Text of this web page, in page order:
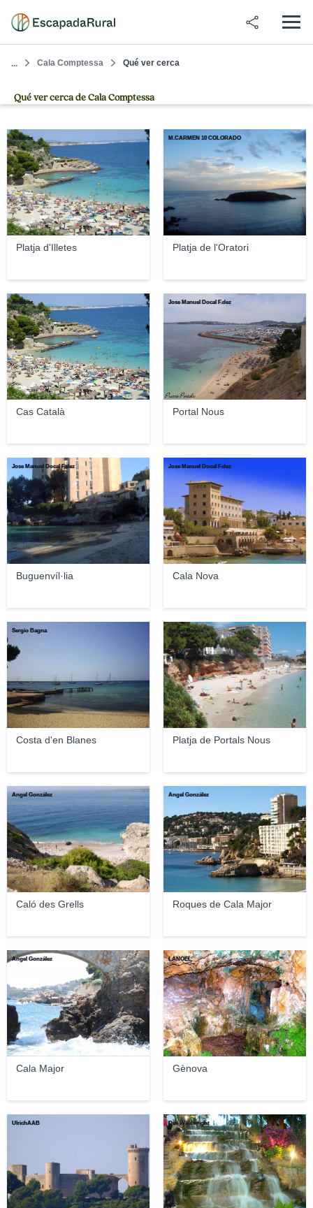
... Cala Comptessa Qué ver cerca
Qué ver cerca de Cala Comptessa
Platja d'Illetes
Analbor
Platja de l'Oratori
M.CARMEN 10 COLORADO
Cas Català
Analbor
Portal Nous
Jose Manuel Docal F.dez
Buguenvíl·lia
Jose Manuel Docal F.dez
Cala Nova
Jose Manuel Docal F.dez
Costa d'en Blanes
Sergio Bagna
Platja de Portals Nous
Sergio Bagna
Caló des Grells
Ángel González
Roques de Cala Major
Ángel González
Cala Major
Ángel González
Gènova
LANOEL
UlrichAAB Dee Wainwright